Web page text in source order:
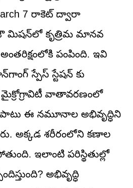
7 రాకెట్ ద్వారా
మిషన్‌లో కృత్రిమ మానవ
పంపింది. ఇవి
స్పేస్ స్టేషన్ కు
మైక్రోగ్రావిటీ వాతావరణంలో
పాటు ఈ నమూనాల అభివృద్ధిని
అక్కడ శరీరంలోని కణాల
ఇలాంటి పరిస్థితుల్లో
అభివృద్ధి